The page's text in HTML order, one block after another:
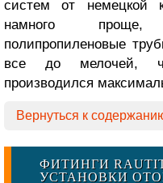
систем от немецкой
намного проще,
полипропиленовые
все до мелочей,
производился
Вернуться к
ФИТИНГИ
УСТАНОВКИ